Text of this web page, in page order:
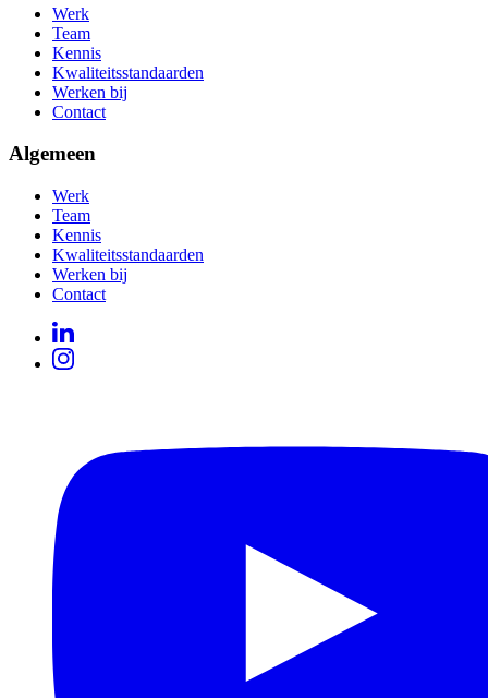
Werk
Team
Kennis
Kwaliteitsstandaarden
Werken bij
Contact
Algemeen
Werk
Team
Kennis
Kwaliteitsstandaarden
Werken bij
Contact